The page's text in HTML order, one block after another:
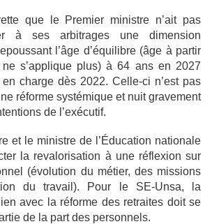
que le Premier ministre n’ait pas
à ses arbitrages une dimension
l’âge d’équilibre (âge à partir
s’applique plus) à 64 ans en 2027
charge dès 2022. Celle-ci n’est pas
réforme systémique et nuit gravement
de l’exécutif.
et le ministre de l’Éducation nationale
la revalorisation à une réflexion sur
(évolution du métier, des missions
du travail). Pour le SE-Unsa, la
avec la réforme des retraites doit se
de la part des personnels.